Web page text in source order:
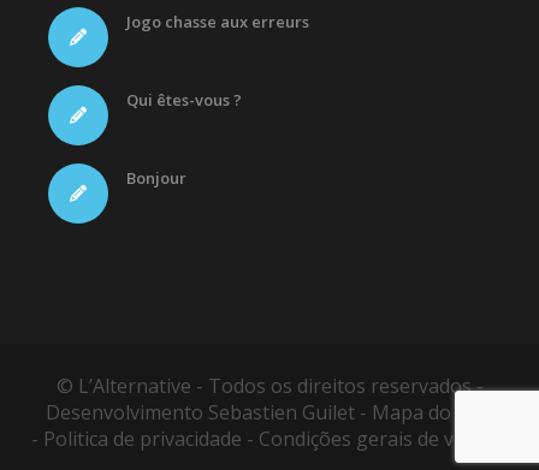
Jogo chasse aux erreurs
Qui êtes-vous ?
Bonjour
© L’Alternative - Todos os direitos reservados -
Desenvolvimento Sebastien Guilet - Mapa do site
- Politica de privacidade - Condições gerais de vendas